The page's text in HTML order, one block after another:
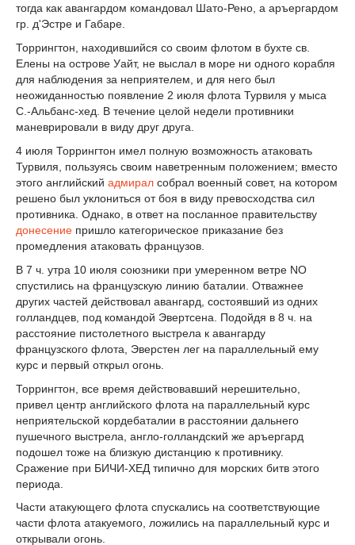
тогда как авангардом командовал Шато-Рено, а аръергардом
гр. д'Эстре и Габаре.
Торрингтон, находившийся со своим флотом в бухте св.
Елены на острове Уайт, не выслал в море ни одного корабля
для наблюдения за неприятелем, и для него был
неожиданностью появление 2 июля флота Турвиля у мыса
С.-Альбанс-хед. В течение целой недели противники
маневрировали в виду друг друга.
4 июля Торрингтон имел полную возможность атаковать
Турвиля, пользуясь своим наветренным положением; вместо
этого английский адмирал собрал военный совет, на котором
решено был уклониться от боя в виду превосходства сил
противника. Однако, в ответ на посланное правительству
донесение пришло категорическое приказание без
промедления атаковать французов.
В 7 ч. утра 10 июля союзники при умеренном ветре NO
спустились на французскую линию баталии. Отважнее
других частей действовал авангард, состоявший из одних
голландцев, под командой Эвертсена. Подойдя в 8 ч. на
расстояние пистолетного выстрела к авангарду
французского флота, Эверстен лег на параллельный ему
курс и первый открыл огонь.
Торрингтон, все время действовавший нерешительно,
привел центр английского флота на параллельный курс
неприятельской кордебаталии в расстоянии дальнего
пушечного выстрела, англо-голландский же аръергард
подошел тоже на близкую дистанцию к противнику.
Сражение при БИЧИ-ХЕД типично для морских битв этого
периода.
Части атакующего флота спускались на соответствующие
части флота атакуемого, ложились на параллельный курс и
открывали огонь.